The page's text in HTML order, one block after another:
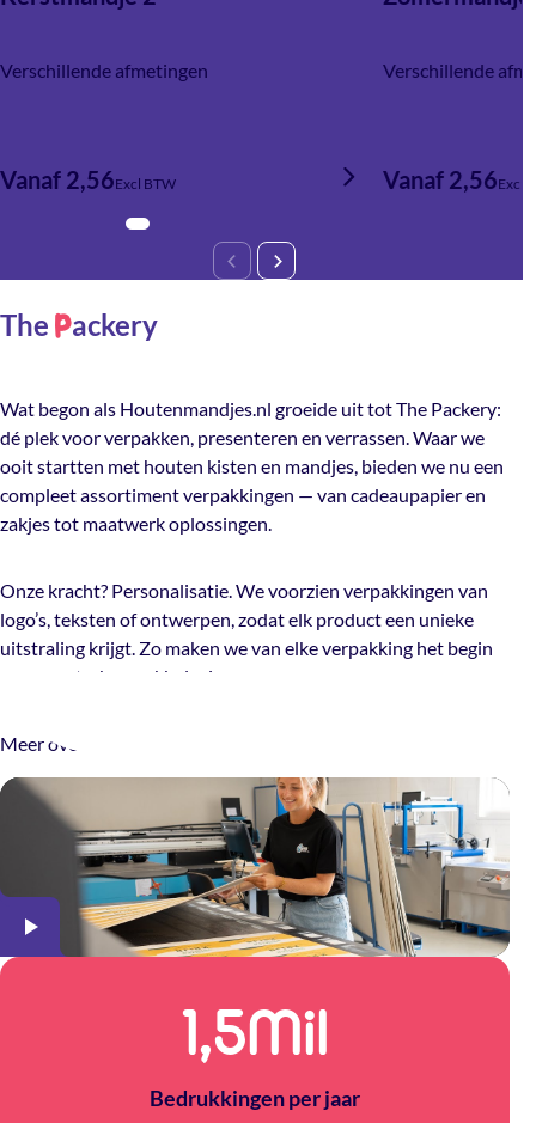
Verschillende afmetingen
Vanaf 2,56Excl BTW
Verschillende
Vanaf 2,56Excl
The Packery
Wat begon als Houtenmandjes.nl groeide uit tot The Packery:
dé plek voor verpakken, presenteren en verrassen. Waar we
ooit startten met houten kisten en mandjes, bieden we nu een
compleet assortiment verpakkingen — van cadeaupapier en
zakjes tot maatwerk oplossingen.
Onze kracht? Personalisatie. We voorzien verpakkingen van
logo’s, teksten of ontwerpen, zodat elk product een unieke
uitstraling krijgt. Zo maken we van elke verpakking het begin
van een sterke merkbeleving.
Meer over The Packery
1,5Mil
Bedrukkingen per jaar